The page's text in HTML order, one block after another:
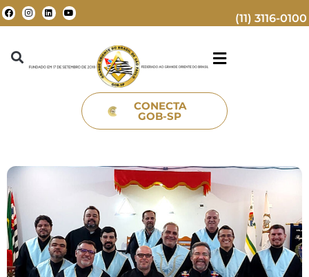
(11) 3116-0100
CONECTA
GOB-SP